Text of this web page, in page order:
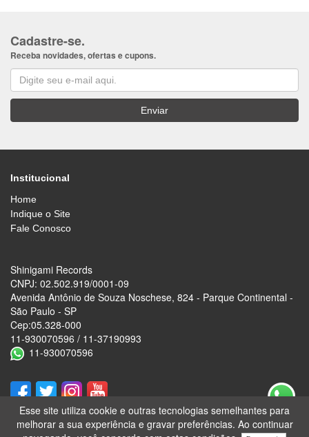
Esse site utiliza cookie e outras tecnologias semelhantes para
melhorar a sua experiência e gravar preferências. Ao continuar
Cadastre-se.
Receba novidades, ofertas e cupons.
Institucional
Home
Indique o Site
Fale Conosco
Shinigami Records
CNPJ: 02.502.919/0001-09
Avenida Antônio de Souza Noschese, 824 - Parque Continental -
São Paulo - SP
Cep:05.328-000
11-930070596 / 11-37190993
11-930070596